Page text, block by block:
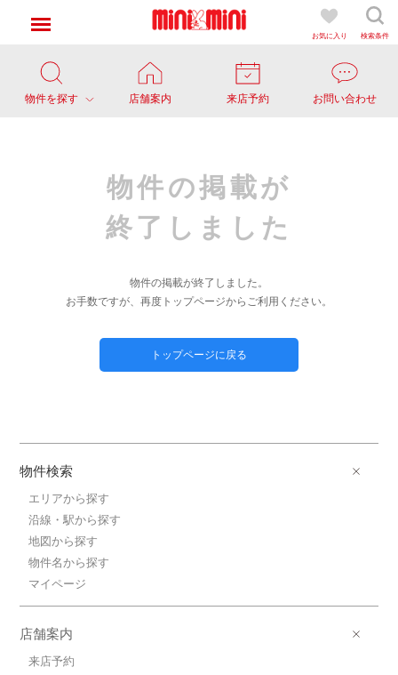
お気に入り 検索条件
物件を探す 店舗案内 来店予約 お問い合わせ
物件の掲載が
終了しました
物件の掲載が終了しました。
お手数ですが、再度トップページからご利用ください。
トップページに戻る
物件検索
エリアから探す
沿線・駅から探す
地図から探す
物件名から探す
マイページ
店舗案内
来店予約